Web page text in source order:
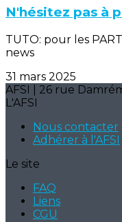
N'hésitez pas à
TUTO: pour les
news
31 mars 2025
AFSI | 26 rue
L'AFSI
Nous contacter
Adhérer à l'AFSI
Le site
FAQ
Liens
CGU